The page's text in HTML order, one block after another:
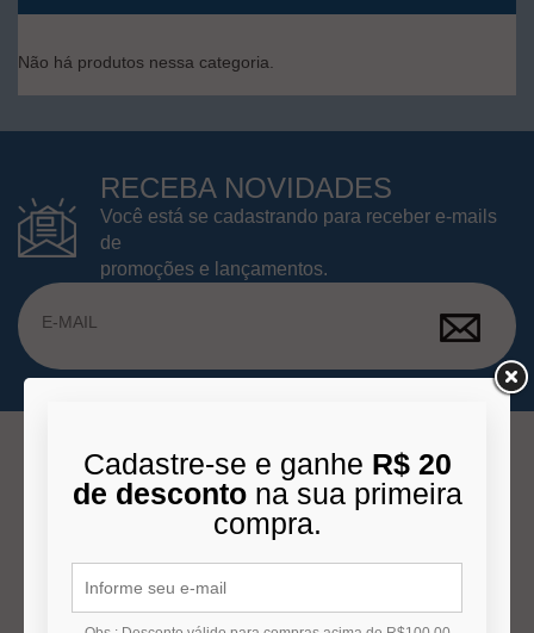
Não há produtos nessa categoria.
RECEBA NOVIDADES
Você está se cadastrando para receber e-mails
de
promoções e lançamentos.
INSTITUCIONAL
Duvidas Frequentes
Termos e Políticas
Cadastre-se e ganhe R$ 20
de descontona sua primeira
compra.